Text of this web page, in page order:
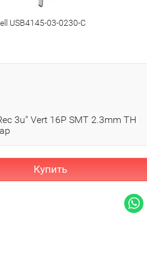
USB4145-03-0230-C
3u" Vert 16P SMT 2.3mm TH
Купить